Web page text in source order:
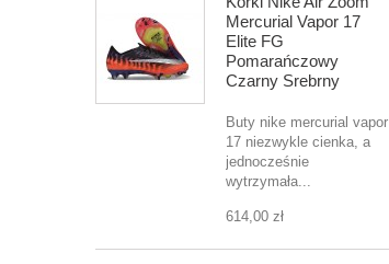
Mercurial Vapor 17
Elite FG
Pomarańczowy
Czarny Srebrny
Buty nike mercurial vapor
17 niezwykle cienka, a
jednocześnie
wytrzymała...
614,00 zł